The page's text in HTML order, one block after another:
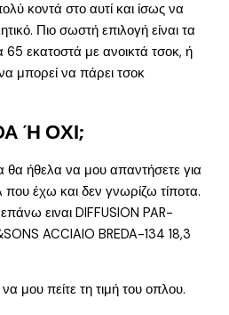
κοντά στο αυτί και ίσως να
Πιο σωστή επιλογή είναι τα
εκατοστά με ανοικτά τσοκ, ή
μπορεί να πάρει τσοκ
Ή ΟΧΙ;
θα ήθελα να μου απαντήσετε για
που έχω και δεν γνωρίζω τίποτα.
ειναι DIFFUSION PAR-
ACCIAIO BREDA-134 18,3
μου πείτε τη τιμή του οπλου.